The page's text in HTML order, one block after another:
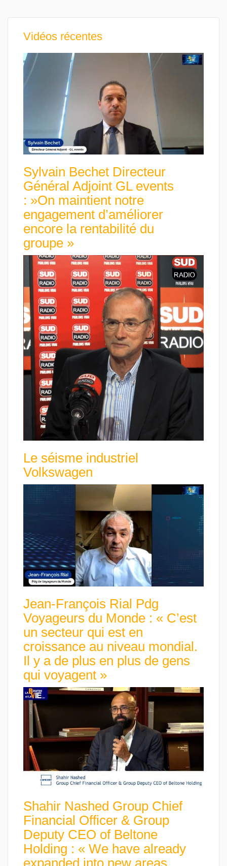
Vidéos récentes
Sylvain Bechet Directeur
Général Adjoint GL events
: »On maintient notre
engagement d’améliorer
encore la rentabilité du
groupe »
Le séisme industriel
Volkswagen
Jean-François Rial Pdg
Voyageurs du Monde : « C’est
un secteur qui est en
croissance au niveau mondial.
Il y a de plus en plus de gens
qui voyagent »
Shahir Nashed Group Chief
Financial Officer & Group
Deputy CEO of Beltone
Holding : « We have already